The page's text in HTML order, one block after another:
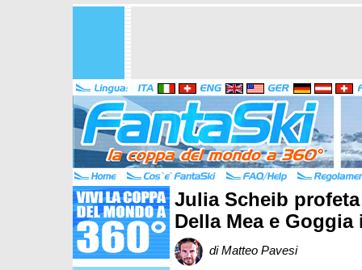
Julia Scheib
Della Mea e Goggia
di Matteo Pavesi